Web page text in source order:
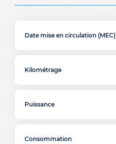
Date mise en circulation (MEC)
Kilométrage
Puissance
Consommation